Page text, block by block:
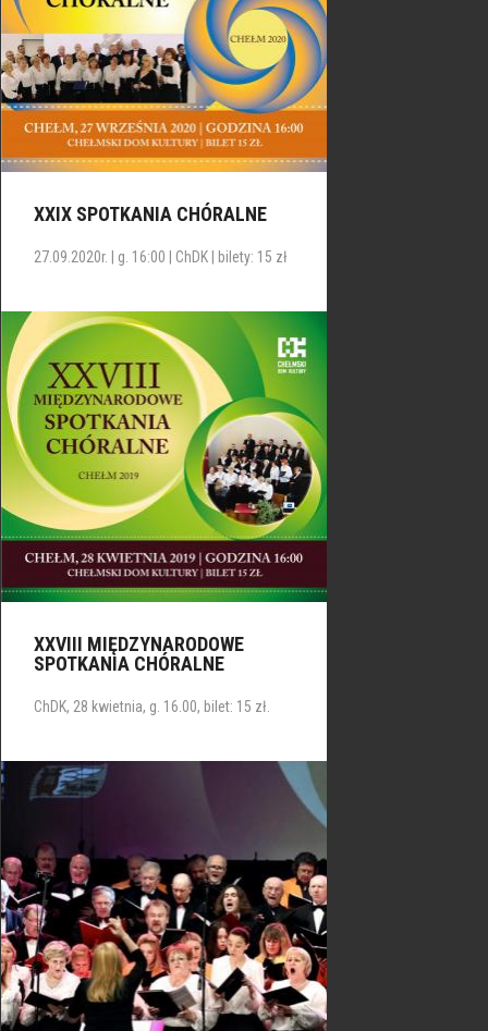
XXIX SPOTKANIA CHÓRALNE
27.09.2020r. | g. 16:00 | ChDK | bilety: 15 zł
XXVIII MIĘDZYNARODOWE
SPOTKANIA CHÓRALNE
ChDK, 28 kwietnia, g. 16.00, bilet: 15 zł.